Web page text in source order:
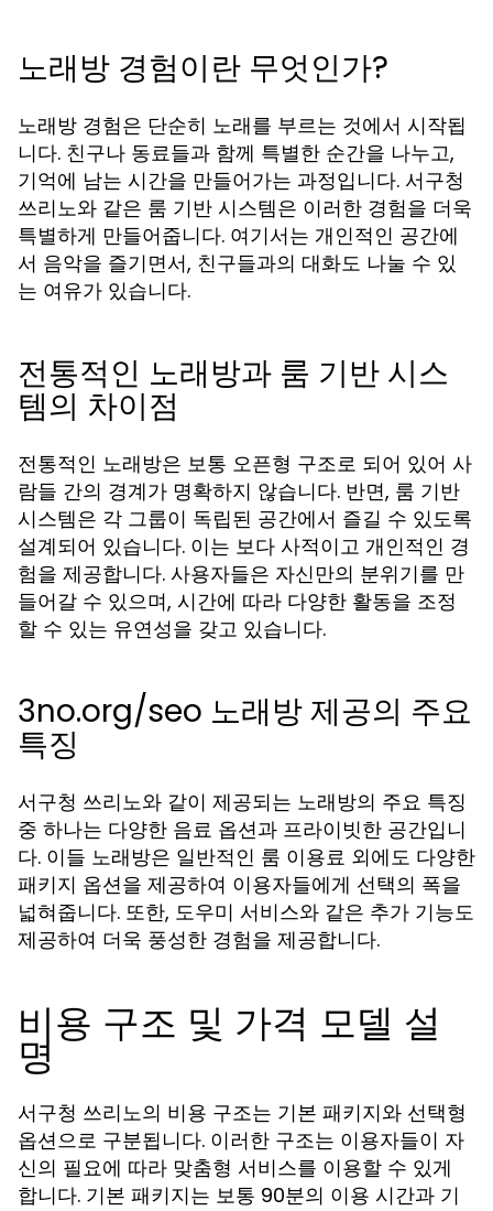
노래방 경험이란 무엇인가?
노래방 경험은 단순히 노래를 부르는 것에서 시작됩
니다. 친구나 동료들과 함께 특별한 순간을 나누고,
기억에 남는 시간을 만들어가는 과정입니다. 서구청
쓰리노와 같은 룸 기반 시스템은 이러한 경험을 더욱
특별하게 만들어줍니다. 여기서는 개인적인 공간에
서 음악을 즐기면서, 친구들과의 대화도 나눌 수 있
는 여유가 있습니다.
전통적인 노래방과 룸 기반 시스
템의 차이점
전통적인 노래방은 보통 오픈형 구조로 되어 있어 사
람들 간의 경계가 명확하지 않습니다. 반면, 룸 기반
시스템은 각 그룹이 독립된 공간에서 즐길 수 있도록
설계되어 있습니다. 이는 보다 사적이고 개인적인 경
험을 제공합니다. 사용자들은 자신만의 분위기를 만
들어갈 수 있으며, 시간에 따라 다양한 활동을 조정
할 수 있는 유연성을 갖고 있습니다.
3no.org/seo 노래방 제공의 주요
특징
서구청 쓰리노와 같이 제공되는 노래방의 주요 특징
중 하나는 다양한 음료 옵션과 프라이빗한 공간입니
다. 이들 노래방은 일반적인 룸 이용료 외에도 다양한
패키지 옵션을 제공하여 이용자들에게 선택의 폭을
넓혀줍니다. 또한, 도우미 서비스와 같은 추가 기능도
제공하여 더욱 풍성한 경험을 제공합니다.
비용 구조 및 가격 모델 설
명
서구청 쓰리노의 비용 구조는 기본 패키지와 선택형
옵션으로 구분됩니다. 이러한 구조는 이용자들이 자
신의 필요에 따라 맞춤형 서비스를 이용할 수 있게
합니다. 기본 패키지는 보통 90분의 이용 시간과 기